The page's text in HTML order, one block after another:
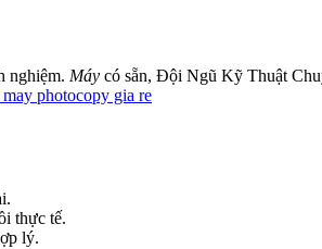
nghiệm. Máy có sẵn, Đội Ngũ Kỹ Thuật
may photocopy gia re
thực tế.
lý.